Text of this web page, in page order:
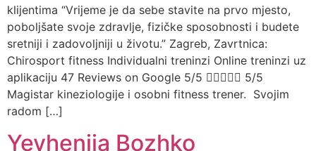
klijentima “Vrijeme je da sebe stavite na prvo mjesto,
poboljšate svoje zdravlje, fizičke sposobnosti i budete
sretniji i zadovoljniji u životu.” Zagreb, Zavrtnica:
Chirosport fitness Individualni treninzi Online treninzi uz
aplikaciju 47 Reviews on Google 5/5  5/5
Magistar kineziologije i osobni fitness trener. Svojim
radom […]
Yevheniia Bozhko